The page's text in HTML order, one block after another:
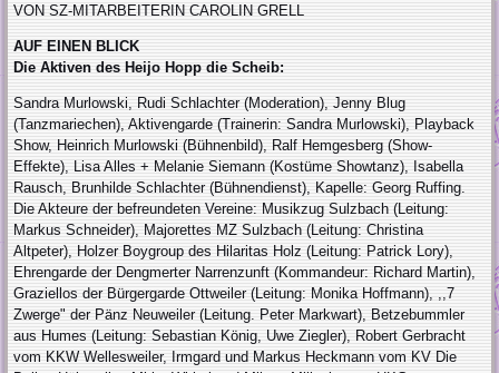
VON SZ-MITARBEITERIN CAROLIN GRELL
AUF EINEN BLICK
Die Aktiven des Heijo Hopp die Scheib:
Sandra Murlowski, Rudi Schlachter (Moderation), Jenny Blug
(Tanzmariechen), Aktivengarde (Trai­nerin: Sandra Murlowski), Playback
Show, Heinrich Murlowski (Bühnen­bild), Ralf Hemgesberg (Show-
Effekte), Lisa Alles + Melanie Siemann (Kostüme Showtanz), Isabella
Rausch, Brunhilde Schlachter (Bühnendienst), Kapelle: Georg Ruf­fing.
Die Akteure der befreundeten Vereine: Musikzug Sulzbach (Leitung:
Markus Schneider), Majorettes MZ Sulzbach (Leitung: Christina
Altpeter), Holzer Boygroup des Hilaritas Holz (Leitung: Patrick Lory),
Ehrengarde der Dengmerter Narrenzunft (Kommandeur: Richard Martin),
Graziellos der Bürgergarde Ottweiler (Leitung: Monika Hoffmann), ,,7
Zwerge" der Pänz Neuweiler (Leitung. Peter Markwart), Betzebummler
aus Humes (Leitung: Sebastian König, Uwe Ziegler), Robert Gerbracht
vom KKW Wellesweiler, Irmgard und Markus Heckmann vom KV Die